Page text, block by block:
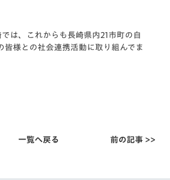
は、これからも長崎県内21市町の自
皆様との社会連携活動に取り組んでま
一覧へ戻る 前の記事 >>